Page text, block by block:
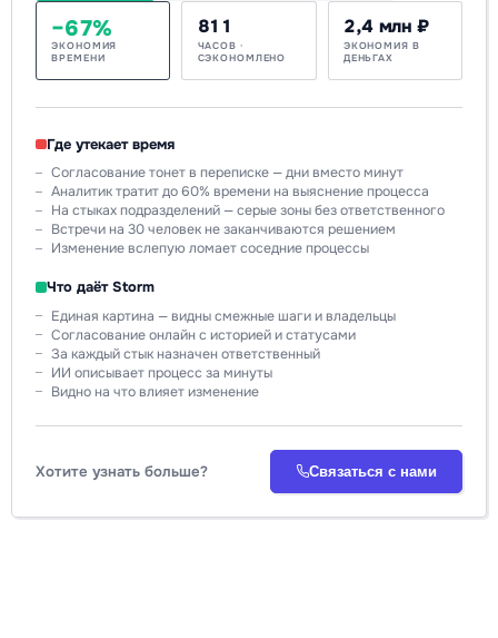
−67%
ЭКОНОМИЯ
ВРЕМЕНИ
811
ЧАСОВ ·
СЭКОНОМЛЕНО
2,4 млн ₽
ЭКОНОМИЯ В
ДЕНЬГАХ
Где утекает время
Согласование тонет в переписке — дни вместо минут
Аналитик тратит до 60% времени на выяснение процесса
На стыках подразделений — серые зоны без ответственного
Встречи на 30 человек не заканчиваются решением
Изменение вслепую ломает соседние процессы
Что даёт Storm
Единая картина — видны смежные шаги и владельцы
Согласование онлайн с историей и статусами
За каждый стык назначен ответственный
ИИ описывает процесс за минуты
Видно на что влияет изменение
Хотите узнать больше? Связаться с нами